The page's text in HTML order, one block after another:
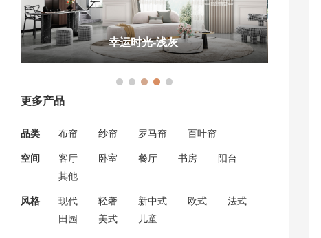
蒸蒸日上-米-纱
更多产品
品类 布帘 纱帘 罗马帘 百叶帘
空间 客厅 卧室 餐厅 书房
阳台
其他
风格 现代 轻奢 新中式 欧式
法式
田园
美式 儿童